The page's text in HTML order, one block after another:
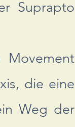
Suprapto
Movement
die eine
Weg der